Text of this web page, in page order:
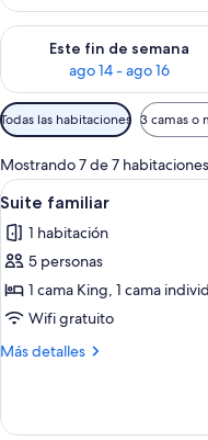
Este fin de semana
ago 14 - ago 16
Consulta la disponibilidad
Filtros
disponibles
para
las
habitaciones
Todas las habitaciones 3 camas o
Mostrando 7 de 7 habitaciones
Abrir
todas
las
fotos
de
Suite
familiar
7
Suite familiar
1 habitación
5 personas
1 cama King, 1 cama
Wifi gratuito
Más detalles
Más
familiar